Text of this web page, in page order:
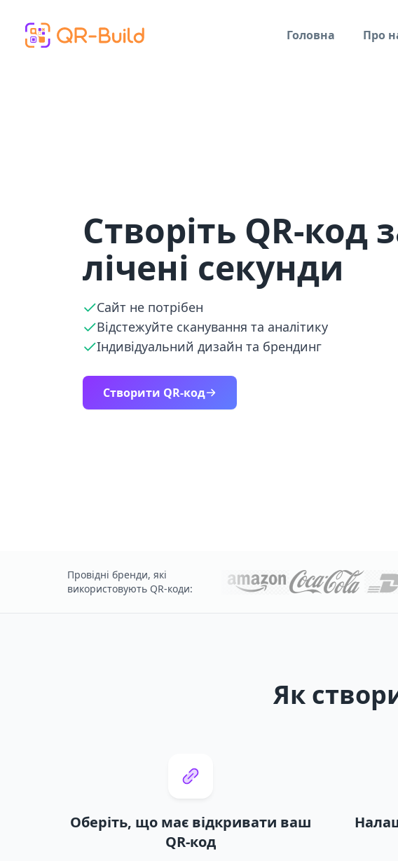
Головна
Про
Створіть QR-код
лічені секунди
Сайт не потрібен
Відстежуйте сканування та аналітику
Індивідуальний дизайн та брендинг
Створити QR-код
Провідні бренди, які
використовують QR-коди:
Як
Оберіть, що має відкривати ваш
QR-код